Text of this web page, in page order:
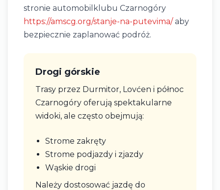
stronie automobilklubu Czarnogóry
https://amscg.org/stanje-na-putevima/aby
bezpiecznie zaplanować podróż.
Drogi górskie
Trasy przez Durmitor, Lovćen i północ
Czarnogóry oferują spektakularne
widoki, ale często obejmują:
Strome zakręty
Strome podjazdy i zjazdy
Wąskie drogi
Należy dostosować jazdę do